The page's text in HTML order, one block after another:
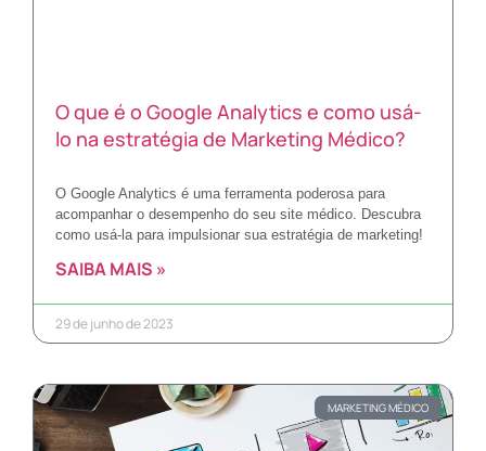
O que é o Google Analytics e como usá-
lo na estratégia de Marketing Médico?
O Google Analytics é uma ferramenta poderosa para
acompanhar o desempenho do seu site médico. Descubra
como usá-la para impulsionar sua estratégia de marketing!
SAIBA MAIS »
29 de junho de 2023
MARKETING MÉDICO